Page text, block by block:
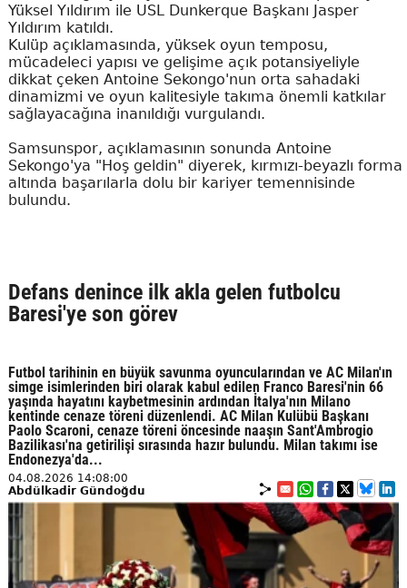
Yüksel Yıldırım ile USL Dunkerque Başkanı Jasper
Yıldırım katıldı.
Kulüp açıklamasında, yüksek oyun temposu,
mücadeleci yapısı ve gelişime açık potansiyeliyle
dikkat çeken Antoine Sekongo'nun orta sahadaki
dinamizmi ve oyun kalitesiyle takıma önemli katkılar
sağlayacağına inanıldığı vurgulandı.
Samsunspor, açıklamasının sonunda Antoine
Sekongo'ya "Hoş geldin" diyerek, kırmızı-beyazlı forma
altında başarılarla dolu bir kariyer temennisinde
bulundu.
Defans denince ilk akla gelen futbolcu
Baresi'ye son görev
Futbol tarihinin en büyük savunma oyuncularından ve AC Milan'ın
simge isimlerinden biri olarak kabul edilen Franco Baresi'nin 66
yaşında hayatını kaybetmesinin ardından İtalya'nın Milano
kentinde cenaze töreni düzenlendi. AC Milan Kulübü Başkanı
Paolo Scaroni, cenaze töreni öncesinde naaşın Sant'Ambrogio
Bazilikası'na getirilişi sırasında hazır bulundu. Milan takımı ise
Endonezya'da...
04.08.2026 14:08:00
Abdülkadir Gündoğdu